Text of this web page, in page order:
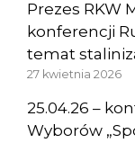
Prezes RKW
konferencji
temat
27 kwietnia 2026
25.04.26 –
Wyborów